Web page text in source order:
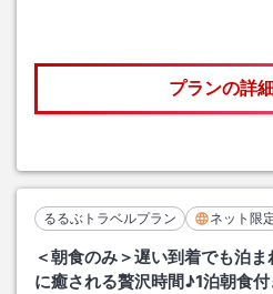
プランの詳
るるぶトラベルプラン ネット限
＜朝食のみ＞遅い到着でも泊
に癒される贅沢時間♪1泊朝食